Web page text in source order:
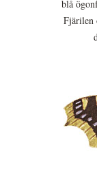
blå
Fjärilen